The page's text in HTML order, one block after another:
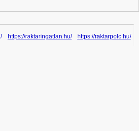
https://raktaringatlan.hu/ https://raktarpolc.hu/